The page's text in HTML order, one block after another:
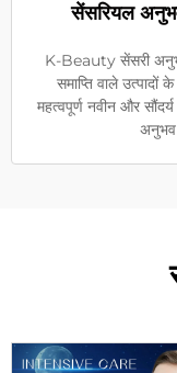
सेंसरियल
K-Beauty सेंसरी
समाप्ति वाले
महत्वपूर्ण नवीन और
अनुभव